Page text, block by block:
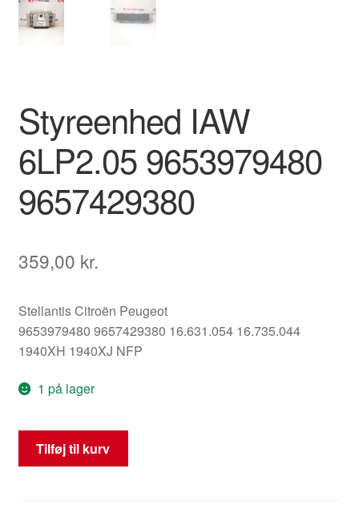
Om os
Styreenhed IAW
6LP2.05 9653979480
9657429380
359,00 kr.
Stellantis Citroën Peugeot
9653979480 9657429380 16.631.054 16.735.044
1940XH 1940XJ NFP
1 på lager
Styreenhed
IAW
Tilføj til kurv